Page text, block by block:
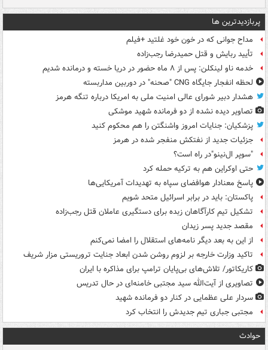
پربازدیدترین ها
مداح جوانی که در خون خود غلتید +فیلم
تأیید ربایش و قتل حمیدرضا رجب‌زاده
خدمه ناو لینکلن: پس از ۸ ماه حضور در دریا خسته و درمانده‌ شدیم
لحظه انفجار جایگاه CNG "صحنه" در دوربین مداربسته
هشدار دبیر شورای عالی امنیت ملی به امریکا درباره تنگه هرمز
تصاویر دیده‌ نشده از دو فرمانده شهید موشکی
پزشکیان: جنایات امروز واشنگتن را هم محکوم کنید
جزئیات جدید از نفتکش منفجر شده در هرمز
"سوپر ال‌نینو"در راه است؟
حتی اوکراین هم به ترکیه حمله کرد
پاسخ معنادار هوافضای سپاه به تهدیدات آمریکایی‌ها
پاکستان: باید در برابر اسرائیل متحد شویم
تشکیل تیم کارآگاهان زبده برای دستگیری عاملان قتل رجب‌زاده
مقصد جدید پسر زیدان
از این به بعد دیگر نامه‌های استقلال را امضا نمی‌کنم
تاکید وزارت خارجه بر لزوم روشن شدن ابعاد جنایت تروریستی مزار شریف
کاریکاتور/ تلاش‌های بی‌پایان ترامپ برای مذاکره با ایران
تصاویری از آیت‌الله سید مجتبی خامنه‌ای در حال تدریس
سردار علی عظمایی در کنار دو فرمانده شهید
مجتبی جباری تیم جدیدش را انتخاب کرد
حوادث